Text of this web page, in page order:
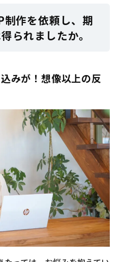
作を依頼し、期
られましたか。
みが！想像以上の反